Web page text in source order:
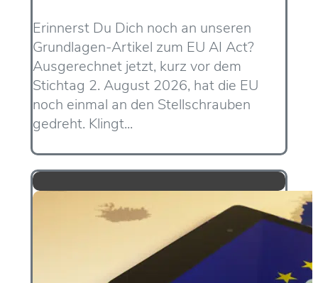
Erinnerst Du Dich noch an unseren
Grundlagen-Artikel zum EU AI Act?
Ausgerechnet jetzt, kurz vor dem
Stichtag 2. August 2026, hat die EU
noch einmal an den Stellschrauben
gedreht. Klingt...